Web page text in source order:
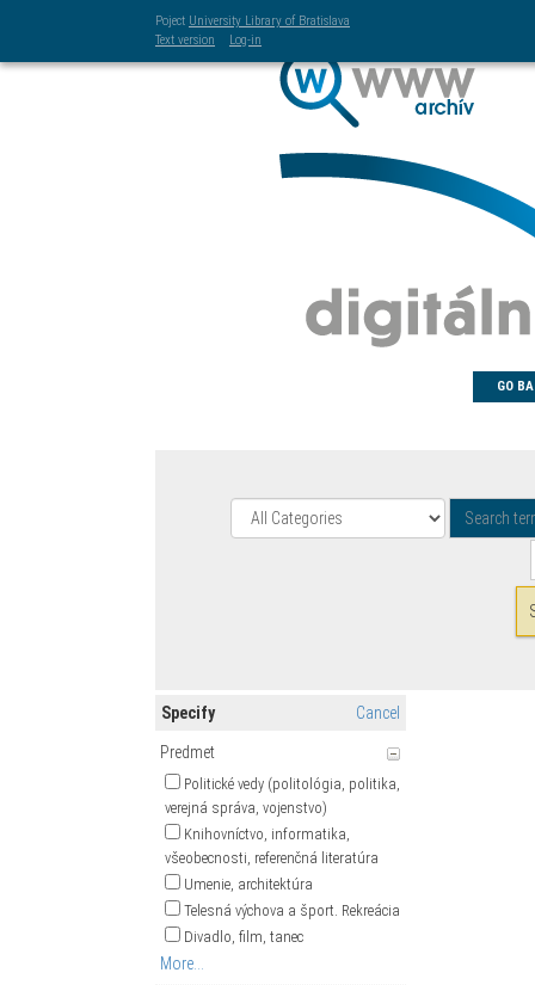
Poject University Library of Bratislava
Text version
Log-in
GO
Specify Cancel
Predmet
Politické vedy (politológia, politika,
verejná správa, vojenstvo)
Knihovníctvo, informatika,
všeobecnosti, referenčná literatúra
Umenie, architektúra
Telesná výchova a šport. Rekreácia
Divadlo, film, tanec
More...